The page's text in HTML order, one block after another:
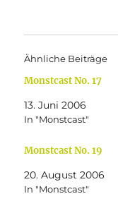
Ähnliche Beiträge
Monstcast No. 17
13. Juni 2006
In "Monstcast"
Monstcast No. 19
20. August 2006
In "Monstcast"